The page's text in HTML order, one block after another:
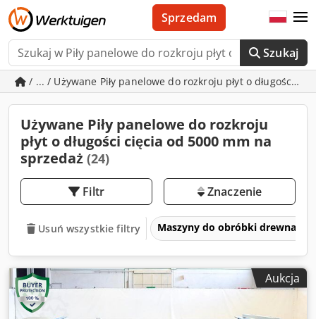
Szukaj
Sprzedam
/ ... / Używane Piły panelowe do rozkroju płyt o długości
Używane Piły panelowe do rozkroju
płyt o długości cięcia od 5000 mm na
sprzedaż (24)
Filtr Znaczenie
Usuń wszystkie filtry Maszyny do obróbki drewna
Aukcja